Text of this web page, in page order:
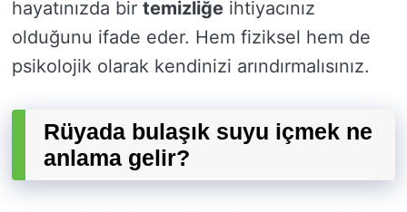
hayatınızda bir temizliğe ihtiyacınız
olduğunu ifade eder. Hem fiziksel hem de
psikolojik olarak kendinizi arındırmalısınız.
Rüyada bulaşık suyu içmek ne
anlama gelir?